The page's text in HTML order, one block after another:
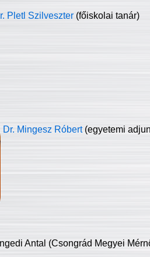
Pletl Szilveszter (főiskolai tanár)
Dr. Mingesz Róbert (egyetemi
Antal (Csongrád Megyei